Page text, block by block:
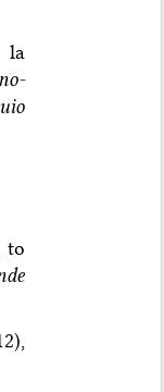
la
to